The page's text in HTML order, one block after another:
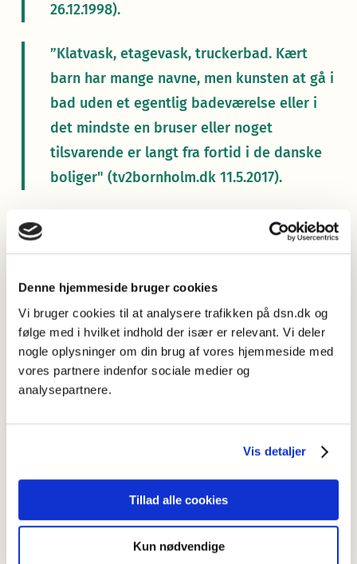
Denne hjemmeside bruger cookies
Vi bruger cookies til at analysere trafikken på dsn.dk og
følge med i hvilket indhold der især er relevant. Vi deler
nogle oplysninger om din brug af vores hjemmeside med
vores partnere indenfor sociale medier og
analysepartnere.
Vis detaljer
Tillad alle cookies
Kun nødvendige
26.12.1998).
”Klatvask, etagevask, truckerbad. Kært
barn har mange navne, men kunsten at gå i
bad uden et egentlig badeværelse eller i
det mindste en bruser eller noget
tilsvarende er langt fra fortid i de danske
boliger" (tv2bornholm.dk 11.5.2017).
sjældent, og derfor er det måske ikke så underligt atklatvask
har taget over. Rent lydligt er der jo heller ikke langt fra
klatvaski den nævnte betydning er udviklet af verbet
klatvaske
, der af Ordbog over det danske Sprog defineres
som ’vaske flygtigt, kun hist og her’, fx ”Børnene blev samlet
op af Gulvdalen og klatvaskede i Ansigterne” (Thøger Larsen:
Trækfuglevej, 1927).